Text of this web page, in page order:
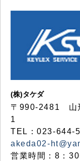
(株)タケダ
〒990-2481 山
1
TEL：023-644-
akeda02-
営業時間：8：